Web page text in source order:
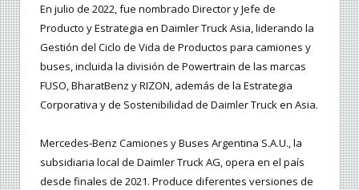
En julio de 2022, fue nombrado Director y Jefe de
Producto y Estrategia en Daimler Truck Asia, liderando la
Gestión del Ciclo de Vida de Productos para camiones y
buses, incluida la división de Powertrain de las marcas
FUSO, BharatBenz y RIZON, además de la Estrategia
Corporativa y de Sostenibilidad de Daimler Truck en Asia.
Mercedes-Benz Camiones y Buses Argentina S.A.U., la
subsidiaria local de Daimler Truck AG, opera en el país
desde finales de 2021. Produce diferentes versiones de